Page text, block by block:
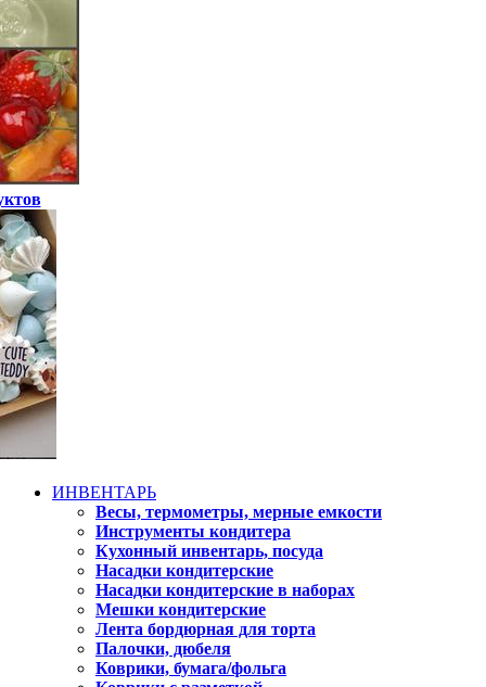
ИНВЕНТАРЬ
Весы, термометры, мерные емкости
Инструменты кондитера
Кухонный инвентарь, посуда
Насадки кондитерские
Насадки кондитерские в наборах
Мешки кондитерские
Лента бордюрная для торта
Палочки, дюбеля
Коврики, бумага/фольга